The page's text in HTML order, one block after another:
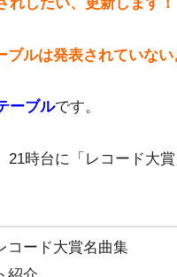
ルは発表されていない
ーブルです。
21時台に「レコード大
コード大賞名曲集